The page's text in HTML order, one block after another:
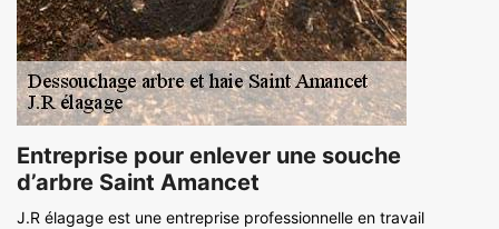
Entreprise pour enlever une souche
d’arbre Saint Amancet
J.R élagage est une entreprise professionnelle en travail